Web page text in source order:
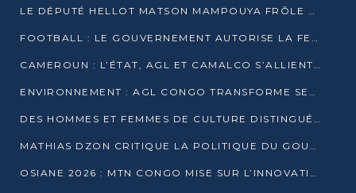
LE DÉPUTÉ HELLOT MATSON MAMPOUYA FRÔLE LA MORT LORS D’UNE EMBUSCADE DZNS LE POOL
FOOTBALL : LE GOUVERNEMENT AUTORISE LA FECOFOOT À OCCUPER LES COMPLEXES SPORTIFS
CAMEROUN : L’ÉTAT, AGL ET CAMALCO S’ALLIENT POUR UN MÉGA-PROJET FERROVIAIRE
ENVIRONNEMENT : AGL CONGO TRANSFORME SES DÉCHETS EN OUTILS DE FORMATION
DES HOMMES ET FEMMES DE CULTURE DISTINGUÉS POUR LEUR ENGAGEMENT PAR BANTOU CULTURE
MATHIAS DZON CRITIQUE LA POLITIQUE DU GOUVERNEMENT ET ALERTE SUR LA DETTE DU CONGO
OSIANE 2026 : MTN CONGO MISE SUR L’INNOVATION POUR RELEVER LES DÉFIS AFRICAINS